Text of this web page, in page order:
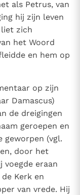
als Petrus, van
hij zijn leven
liet zich
het Woord
en hem op
op zijn
Damascus)
de dreigingen
geroepen en
geworpen (vgl.
door het
voegde eraan
Kerk en
van vrede. Hij